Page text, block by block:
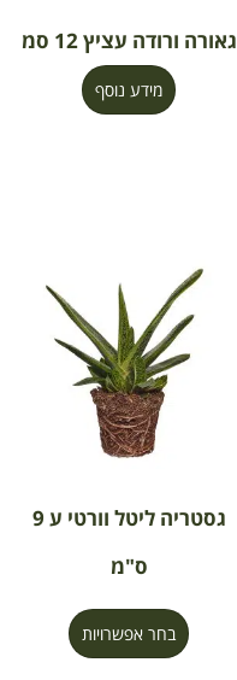
גאורה ורודה עציץ 12 סמ
מידע נוסף
גסטריה ליטל וורטי ע 9
ס"מ
בחר אפשרויות